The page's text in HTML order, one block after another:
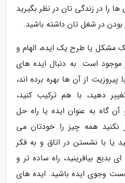
را در زندگی تان در نظر بگیرید
در شغل تان داشته باشید.
مشکل یا طرح یک ایده، الهام و
موجود است. به دنبال ایده های
پیروزیت از آن ها بهره برده اند،
دهید، با هم ترکیب کنید،
گاه به عنوان ایده یا راه حل
نکنید همه چیز را خودتان می
یا با نشستن در اتاق و به فکر
بدیع بیافرینید، راه ساده تر و
وجوی ایده باشید. ایده های